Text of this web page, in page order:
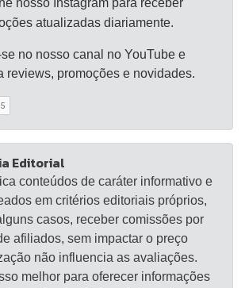
nosso Instagram para receber
atualizadas diariamente.
no nosso canal no YouTube e
reviews, promoções e novidades.
Editorial
conteúdos de caráter informativo e
em critérios editoriais próprios,
casos, receber comissões por
afiliados, sem impactar o preço
não influencia as avaliações.
melhor para oferecer informações